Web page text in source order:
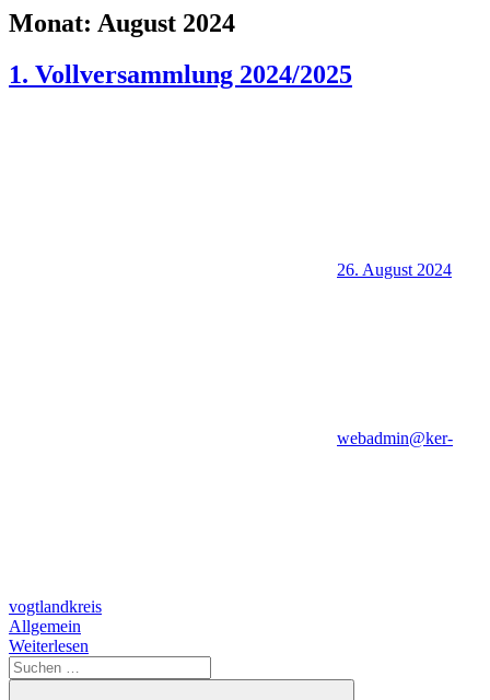
Monat: August 2024
1. Vollversammlung 2024/2025
26. August 2024
webadmin@ker-
vogtlandkreis
Allgemein
Weiterlesen
Suchen
nach: